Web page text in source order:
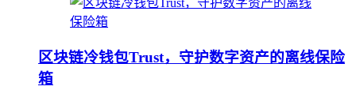
区块链冷钱包Trust，守护数字资产的离线保险
箱